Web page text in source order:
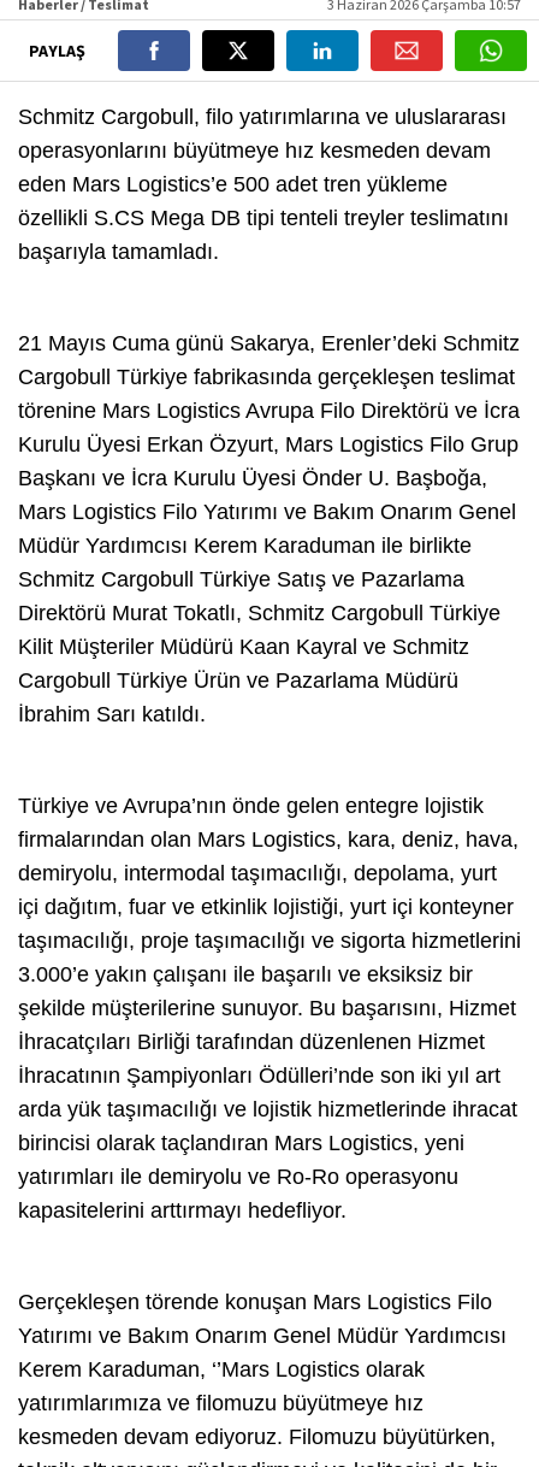
Haberler / Teslimat 3 Haziran 2026 Çarşamba 10:57
PAYLAŞ
Schmitz Cargobull, filo yatırımlarına ve uluslararası
operasyonlarını büyütmeye hız kesmeden devam
eden Mars Logistics’e 500 adet tren yükleme
özellikli S.CS Mega DB tipi tenteli treyler teslimatını
başarıyla tamamladı.
21 Mayıs Cuma günü Sakarya, Erenler’deki Schmitz
Cargobull Türkiye fabrikasında gerçekleşen teslimat
törenine Mars Logistics Avrupa Filo Direktörü ve İcra
Kurulu Üyesi Erkan Özyurt, Mars Logistics Filo Grup
Başkanı ve İcra Kurulu Üyesi Önder U. Başboğa,
Mars Logistics Filo Yatırımı ve Bakım Onarım Genel
Müdür Yardımcısı Kerem Karaduman ile birlikte
Schmitz Cargobull Türkiye Satış ve Pazarlama
Direktörü Murat Tokatlı, Schmitz Cargobull Türkiye
Kilit Müşteriler Müdürü Kaan Kayral ve Schmitz
Cargobull Türkiye Ürün ve Pazarlama Müdürü
İbrahim Sarı katıldı.
Türkiye ve Avrupa’nın önde gelen entegre lojistik
firmalarından olan Mars Logistics, kara, deniz, hava,
demiryolu, intermodal taşımacılığı, depolama, yurt
içi dağıtım, fuar ve etkinlik lojistiği, yurt içi konteyner
taşımacılığı, proje taşımacılığı ve sigorta hizmetlerini
3.000’e yakın çalışanı ile başarılı ve eksiksiz bir
şekilde müşterilerine sunuyor. Bu başarısını, Hizmet
İhracatçıları Birliği tarafından düzenlenen Hizmet
İhracatının Şampiyonları Ödülleri’nde son iki yıl art
arda yük taşımacılığı ve lojistik hizmetlerinde ihracat
birincisi olarak taçlandıran Mars Logistics, yeni
yatırımları ile demiryolu ve Ro-Ro operasyonu
kapasitelerini arttırmayı hedefliyor.
Gerçekleşen törende konuşan Mars Logistics Filo
Yatırımı ve Bakım Onarım Genel Müdür Yardımcısı
Kerem Karaduman, ‘’Mars Logistics olarak
yatırımlarımıza ve filomuzu büyütmeye hız
kesmeden devam ediyoruz. Filomuzu büyütürken,